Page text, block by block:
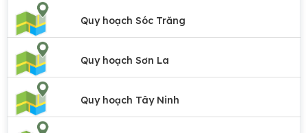
Quy hoạch Sóc Trăng
Quy hoạch Sơn La
Quy hoạch Tây Ninh